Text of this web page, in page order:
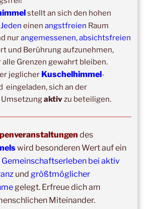
Oktober 2026–Free Hugs-Aktion
Konstabler Wache, vor H&M) 2h
stellt an sich den hohen
Jeden einen angstfreien Raum
nurangemessenen, absichtsfreien
und Berührung aufzunehmen,
Grenzen gewahrt bleiben.
jeglicher Kuschelhimmel-
eingeladen, sich an der
aktivzu beteiligen.
des
wird besonderen Wert auf ein
bei aktiv
und größtmöglicher
gelegt. Erfreue dich am
Miteinander.